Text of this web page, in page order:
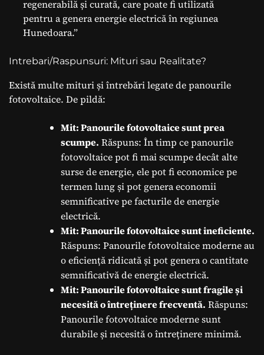
regenerabilă și curată, care poate fi utilizată
pentru a genera energie electrică în regiunea
Hunedoara.”
Intrebari/Raspunsuri: Mituri sau Realitate?
Există multe mituri și întrebări legate de panourile
fotovoltaice. De pildă:
Mit: Panourile fotovoltaice sunt prea
scumpe. Răspuns: În timp ce panourile
fotovoltaice pot fi mai scumpe decât alte
surse de energie, ele pot fi economice pe
termen lung și pot genera economii
semnificative pe facturile de energie
electrică.
Mit: Panourile fotovoltaice sunt ineficiente.
Răspuns: Panourile fotovoltaice moderne au
o eficiență ridicată și pot genera o cantitate
semnificativă de energie electrică.
Mit: Panourile fotovoltaice sunt fragile și
necesită o întreținere frecventă. Răspuns:
Panourile fotovoltaice moderne sunt
durabile și necesită o întreținere minimă.